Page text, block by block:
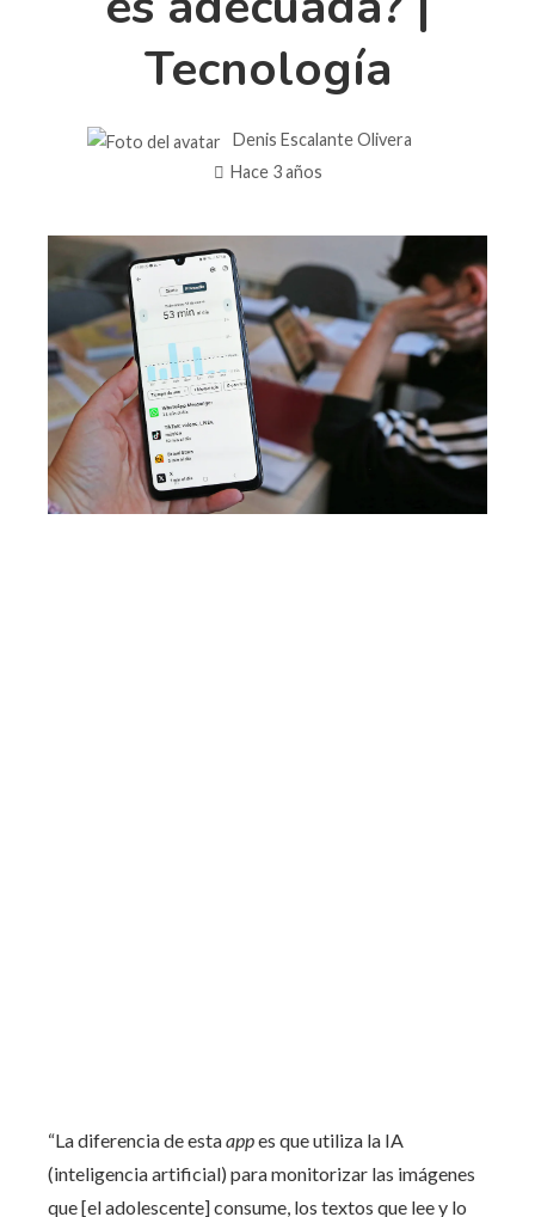
Tecnología
Denis Escalante Olivera
Hace 3 años
“La diferencia de estaappes que utiliza la IA
(inteligencia artificial) para monitorizar las imágenes
que [el adolescente] consume, los textos que lee y lo